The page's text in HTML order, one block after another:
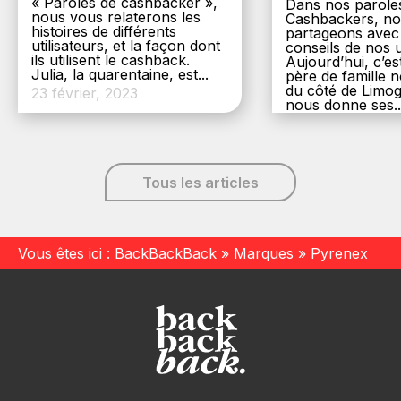
nous vous relaterons les
histoires de différents
utilisateurs, et la façon dont
ils utilisent le cashback.
Julia, la quarentaine, est...
23 février, 2023
Dans nos
Cashbackers,
partageons
conseils de nos
Aujourd’hui,
père de famille
du côté de
nous donne
Tous les articles
Vous êtes ici : BackBackBack » Marques » Pyrenex